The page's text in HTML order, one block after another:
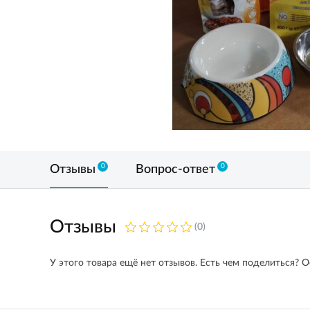
Отзывы 0 Вопрос-ответ 0
Отзывы (0)
У этого товара ещё нет отзывов. Есть чем поделиться?